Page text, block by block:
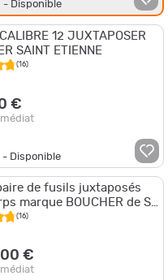
- Disponible
12 JUXTAPOSER
SAINT ETIENNE
(16)
€
- Disponible
de fusils juxtaposés
marque BOUCHER de St
(16)
€